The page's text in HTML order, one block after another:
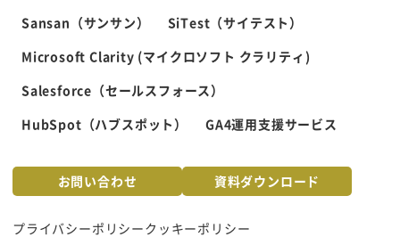
お問い合わせ 資料ダウンロード
プライバシーポリシークッキーポリシー
Sansan（サンサン）
SiTest（サイテスト）
Microsoft Clarity (マイクロソフト クラリティ)
Salesforce（セールスフォース）
HubSpot（ハブスポット）
GA4運用支援サービス